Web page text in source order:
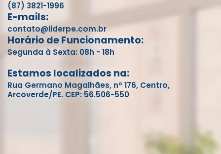
(87) 3821-1996
E-mails:
contato@liderpe.com.br
Horário de Funcionamento:
Segunda à Sexta: 08h - 18h
Estamos localizados na:
Rua Germano Magalhães, nº 176, Centro,
Arcoverde/PE. CEP: 56.506-550